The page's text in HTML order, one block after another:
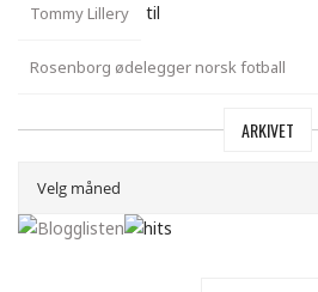
Tommy Lillery til
Rosenborg ødelegger norsk fotball
ARKIVET